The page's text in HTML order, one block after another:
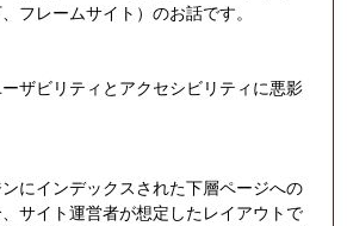
フレームサイト）のお話です。
ーザビリティとアクセシビリティに悪影
にインデックスされた下層ページへの
サイト運営者が想定したレイアウトで